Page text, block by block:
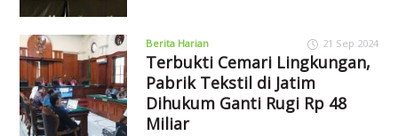
Berita Harian 21 Sep 2024
Terbukti Cemari Lingkungan,
Pabrik Tekstil di Jatim
Dihukum Ganti Rugi Rp 48
Miliar